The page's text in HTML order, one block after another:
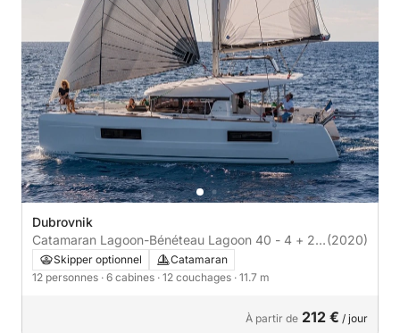
Dubrovnik
Catamaran Lagoon-Bénéteau Lagoon 40 - 4 + 2
cab 12m
(2020)
Skipper optionnel
Catamaran
12 personnes · 6 cabines · 12 couchages · 11.7 m
À partir de 212 € / jour